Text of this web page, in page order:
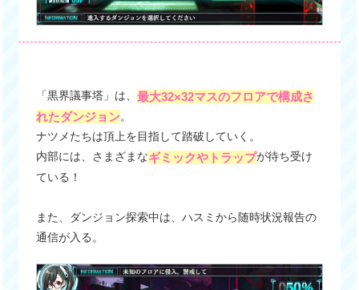
「黒界議事塔」は、 最大32×32マスのフロアで構成さ
れたダンジョン。
ナツメたちは頂上を目指して踏破していく。
内部には、さまざまなギミックやトラップが待ち受け
ている！
また、ダンジョン探索中は、ハスミから随時状況報告の
通信が入る。